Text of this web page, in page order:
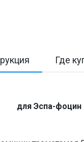
Где
для Эспа-фоцин